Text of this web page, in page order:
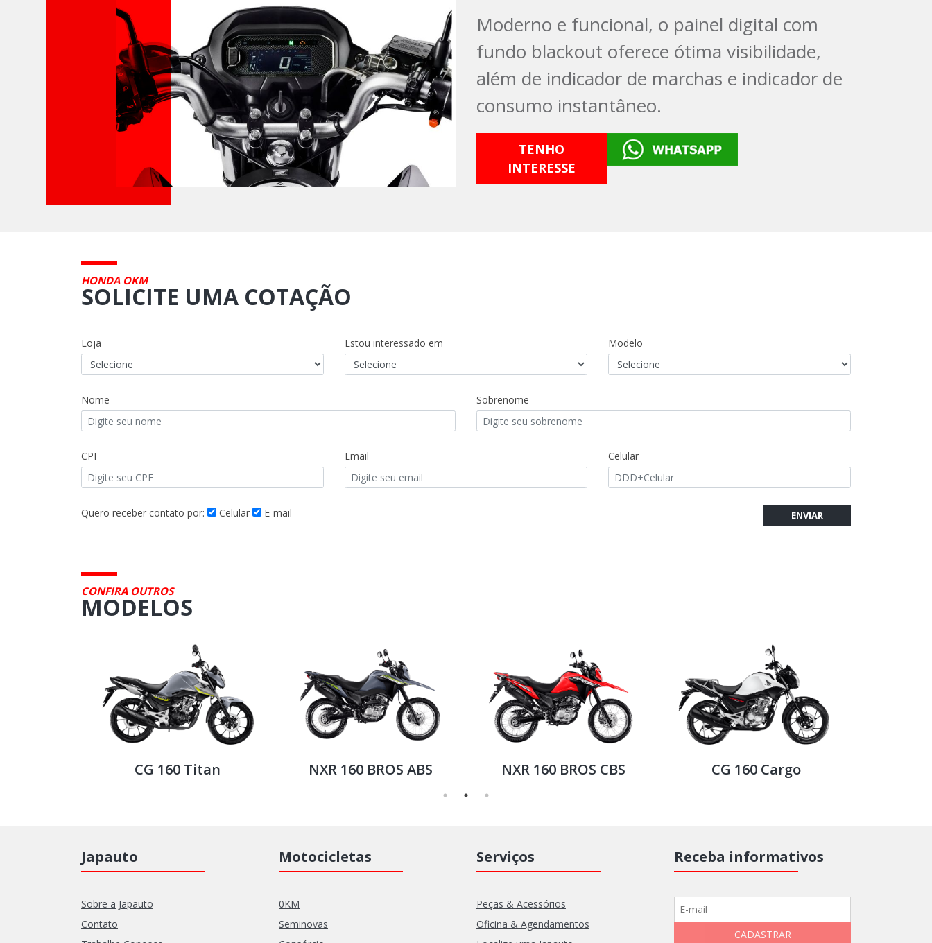
Moderno e funcional, o painel digital com
fundo blackout oferece ótima visibilidade,
além de indicador de marchas e indicador de
consumo instantâneo.
TENHO
INTERESSE
HONDA OKM
SOLICITE UMA COTAÇÃO
Loja Estou interessado em Modelo
Nome Sobrenome
CPF Email Celular
Quero receber contato por: Celular E-mail ENVIAR
CONFIRA OUTROS
MODELOS
CG 160 Start CG 160 Titan NXR 160 BROS ABS NXR 160 BROS CBS
Japauto
Sobre a Japauto
Contato
Motocicletas
0KM
Seminovas
Serviços
Peças & Acessórios
Oficina & Agendamentos
Receba informativos